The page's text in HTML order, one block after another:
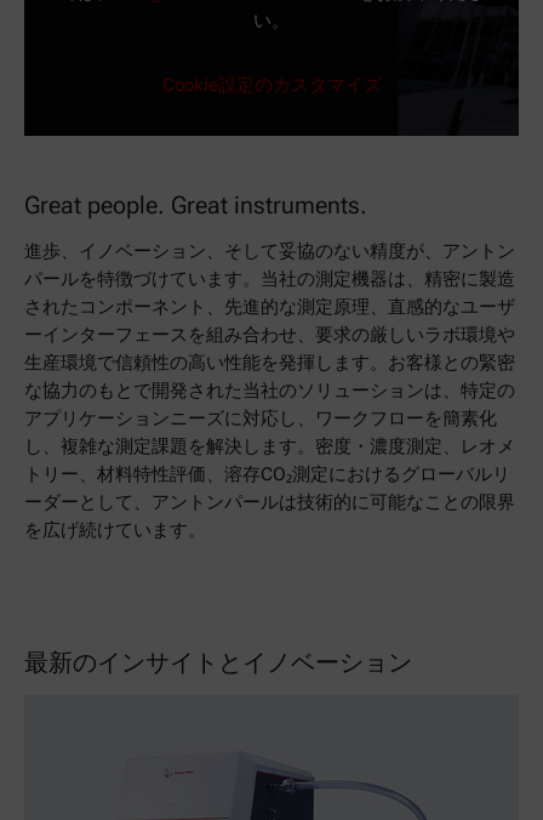
い。
Cookie設定のカスタマイズ
Great people. Great instruments.
進歩、イノベーション、そして妥協のない精度が、アントン
パールを特徴づけています。当社の測定機器は、精密に製造
されたコンポーネント、先進的な測定原理、直感的なユーザ
ーインターフェースを組み合わせ、要求の厳しいラボ環境や
生産環境で信頼性の高い性能を発揮します。お客様との緊密
な協力のもとで開発された当社のソリューションは、特定の
アプリケーションニーズに対応し、ワークフローを簡素化
し、複雑な測定課題を解決します。密度・濃度測定、レオメ
トリー、材料特性評価、溶存CO₂測定におけるグローバルリ
ーダーとして、アントンパールは技術的に可能なことの限界
を広げ続けています。
最新のインサイトとイノベーション